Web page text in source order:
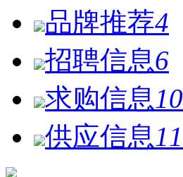
品牌推荐4
招聘信息6
求购信息 10
供应信息 11